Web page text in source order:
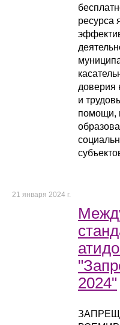
ресурса
доверия
и
помощи,
21 января 2024 г.
2024"